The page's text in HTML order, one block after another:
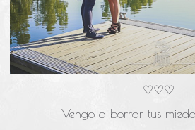
♡♡♡
Vengo a borrar tus